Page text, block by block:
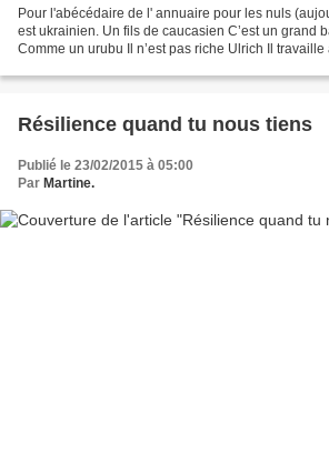
Pour l'abécédaire de l' annuaire pour les nuls
est ukrainien. Un fils de caucasien C’est un grand
Comme un urubu Il n’est pas riche Ulrich Il
Résilience quand tu nous tiens
Publié le 23/02/2015 à 05:00
Par Martine.